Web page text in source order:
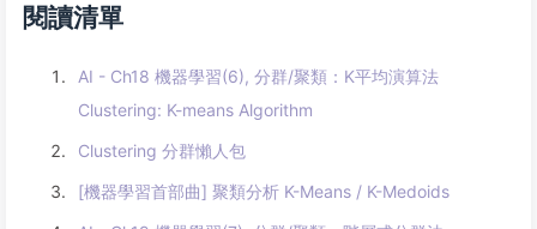
閱讀清單
AI - Ch18 機器學習(6), 分群/聚類：K平均演算法
Clustering: K-means Algorithm
Clustering 分群懶人包
[機器學習首部曲] 聚類分析 K-Means / K-Medoids